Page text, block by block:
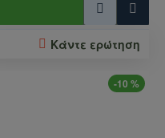
Κάντε ερώτηση
-10 %